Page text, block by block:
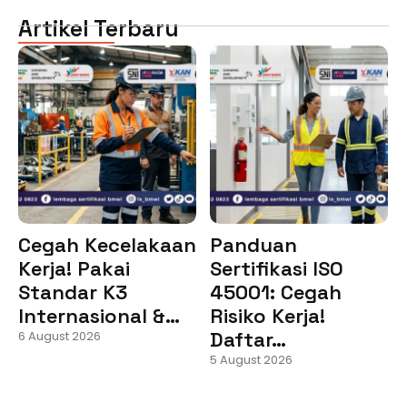
Artikel Terbaru
Cegah Kecelakaan
Kerja! Pakai
Standar K3
Internasional &…
6 August 2026
Panduan
Sertifikasi ISO
45001: Cegah
Risiko Kerja!
Daftar…
5 August 2026